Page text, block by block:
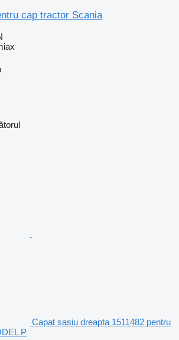
cap tractor Scania
Capat sasiu dreapta 1511482 pentru
P